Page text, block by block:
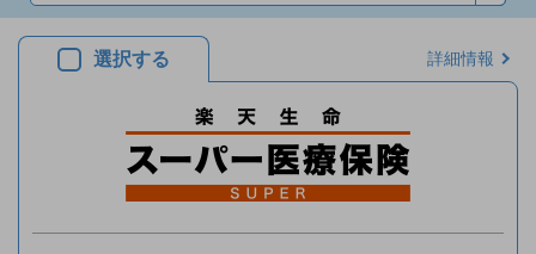
選択する 詳細情報